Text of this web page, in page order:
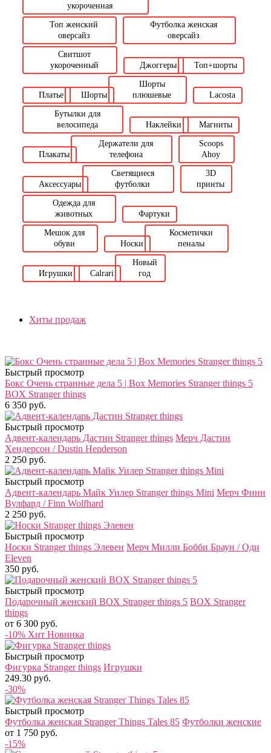
укороченная
Топ женский
оверсайз
Футболка женская
оверсайз
Свитшот
укороченный
Джоггеры Топ+шорты
Платье Шорты
Шорты
плюшевые
Lacosta
Бутылки для
велосипеда
Наклейки Магниты
Плакаты
Держатели для
телефона
Scoops
Ahoy
Аксессуары
Светящиеся
футболки
3D
принты
Одежда для
животных
Фартуки
Мешок для
обуви
Носки
Косметички
пеналы
Игрушки Calrari
Новый
год
Хиты продаж
Быстрый просмотр
Бокс Очень странные дела 5 | Box Memories Stranger things 5
BOX Stranger things
6 350 руб.
Быстрый просмотр
Адвент-календарь Дастин Stranger things Мерч Дастин
Хендерсон / Dustin Henderson
2 250 руб.
Быстрый просмотр
Адвент-календарь Майк Уилер Stranger things Mini Мерч Финн
Вулфард / Finn Wolfhard
2 250 руб.
Быстрый просмотр
Носки Stranger things Элевен Мерч Милли Бобби Браун / Оди
Eleven
350 руб.
Быстрый просмотр
Подарочный женский BOX Stranger things 5 BOX Stranger
things
от 6 300 руб.
-10% Хит Новинка
Быстрый просмотр
Фигурка Stranger things Игрушки
249.30 руб.
-30%
Быстрый просмотр
Футболка женская Stranger Things Tales 85 Футболки женские
от 1 750 руб.
-15%